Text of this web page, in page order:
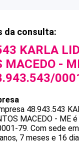
da consulta:
KARLA
MACEDO -
48.943.543
MACEDO - ME é
79. Com sede
7 meses e 16